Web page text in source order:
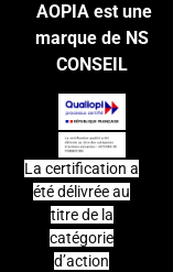
AOPIA est une
marque de NS
CONSEIL
La certification a
été délivrée au
titre de la
catégorie
d’action